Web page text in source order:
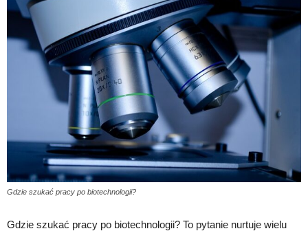
Gdzie szukać pracy po biotechnologii?
Gdzie szukać pracy po biotechnologii? To pytanie nurtuje wielu